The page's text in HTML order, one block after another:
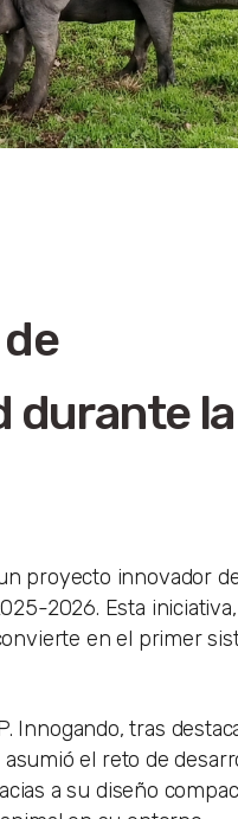
durante la
proyecto innovador
2026. Esta
en el primer
Innogando, tras
el reto de
a su diseño